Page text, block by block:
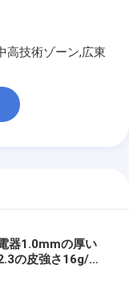
高技術ゾーン,広東
器1.0mmの厚い
の皮強さ16g/m2